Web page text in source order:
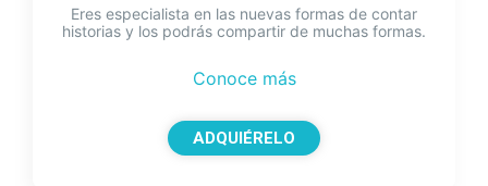
Eres especialista en las nuevas formas de contar
historias y los podrás compartir de muchas formas.
Conoce más
ADQUIÉRELO